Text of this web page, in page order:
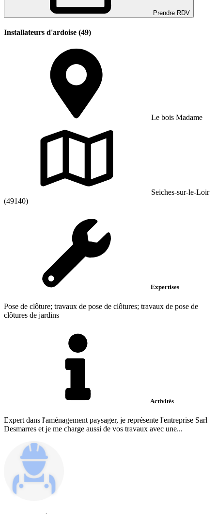
Prendre RDV
Installateurs d'ardoise (49)
Le bois Madame
Seiches-sur-le-Loir
(49140)
Expertises
Pose de clôture; travaux de pose de clôtures; travaux de pose de
clôtures de jardins
Activités
Expert dans l'aménagement paysager, je représente l'entreprise Sarl
Desmarres et je me charge aussi de vos travaux avec une...